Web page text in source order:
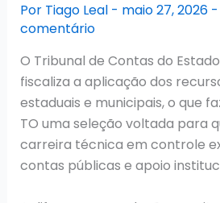
Por Tiago Leal - maio 27, 2026 -
comentário
O Tribunal de Contas do
fiscaliza a aplicação dos
estaduais e municipais, o que
TO uma seleção voltada para
carreira técnica em controle
contas públicas e apoio